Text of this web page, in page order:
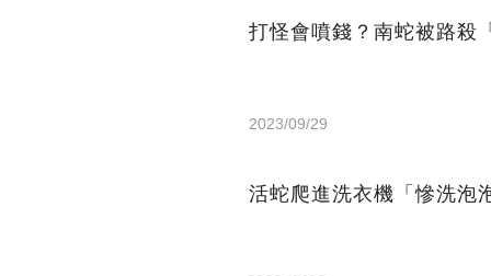
打怪會噴錢？南蛇被路
2023/09/29
活蛇爬進洗衣機「慘洗泡